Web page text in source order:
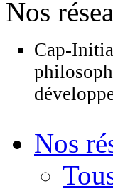
Nos
Cap-
Nos